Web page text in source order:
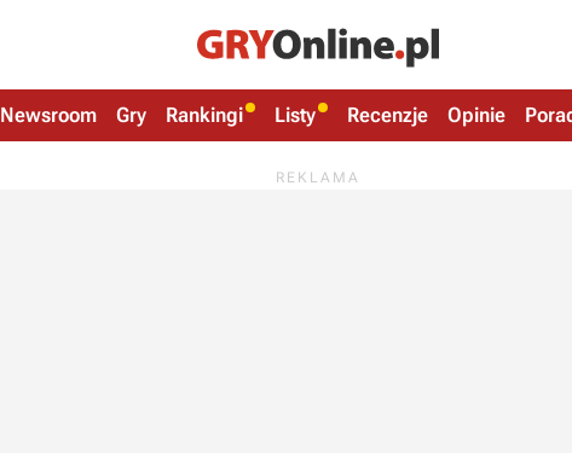
Newsroom Gry Rankingi Listy Recenzje Opinie